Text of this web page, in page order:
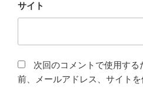
サイト
次回のコメントで使用す
前、メールアドレス、サイトを